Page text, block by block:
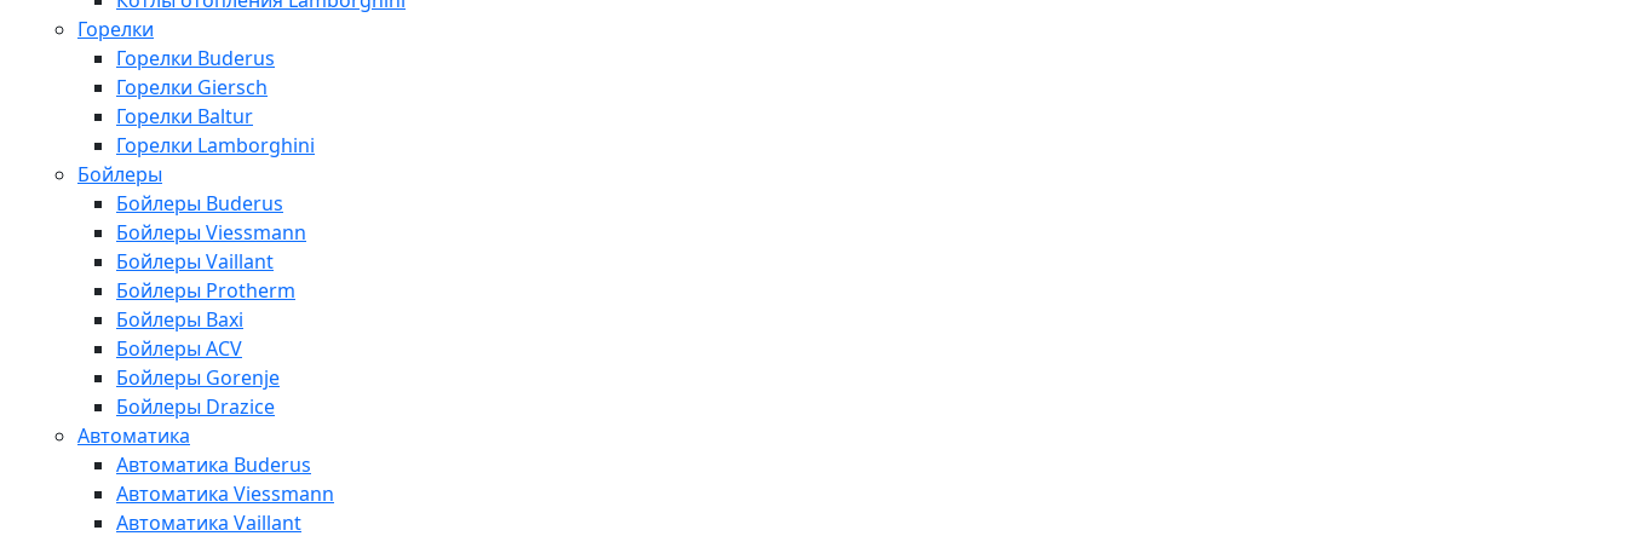
Горелки
Горелки Buderus
Горелки Giersch
Горелки Baltur
Горелки Lamborghini
Бойлеры
Бойлеры Buderus
Бойлеры Viessmann
Бойлеры Vaillant
Бойлеры Protherm
Бойлеры Baxi
Бойлеры ACV
Бойлеры Gorenje
Бойлеры Drazice
Автоматика
Автоматика Buderus
Автоматика Viessmann
Автоматика Vaillant